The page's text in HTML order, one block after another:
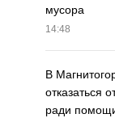
мусора
14:48
В
отказаться
ради